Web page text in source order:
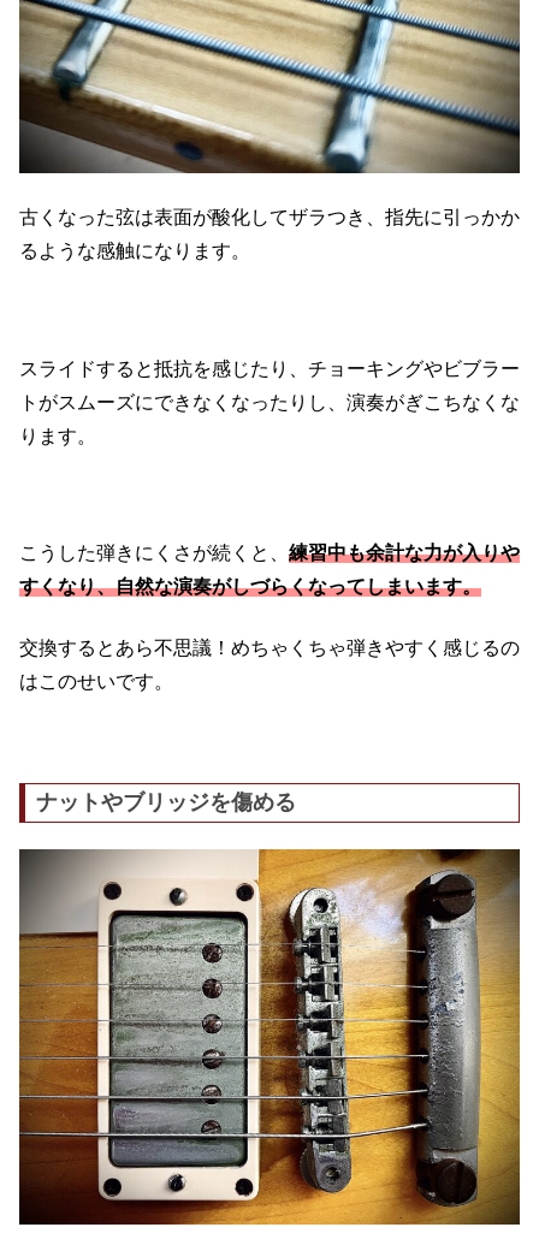
古くなった弦は表面が酸化してザラつき、指先に引っかか
るような感触になります。
スライドすると抵抗を感じたり、チョーキングやビブラー
トがスムーズにできなくなったりし、演奏がぎこちなくな
ります。
こうした弾きにくさが続くと、 練習中も余計な力が入りや
すくなり、自然な演奏がしづらくなってしまいます。
交換するとあら不思議！めちゃくちゃ弾きやすく感じるの
はこのせいです。
ナットやブリッジを傷める